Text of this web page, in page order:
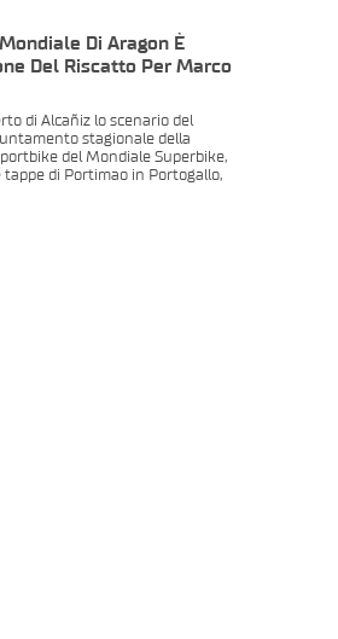
Di Aragon È
Del Riscatto Per Marco
di Alcañiz lo scenario del
stagionale della
del Mondiale Superbike,
tappe di Portimao in Portogallo,